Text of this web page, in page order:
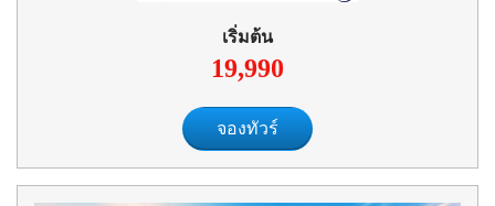
เริ่มต้น
19,990
จองทัวร์